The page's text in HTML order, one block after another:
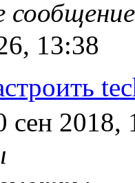
13:38
сен 2018,